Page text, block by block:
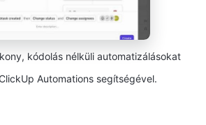
kódolás nélküli automatizálásokat
Automations segítségével.